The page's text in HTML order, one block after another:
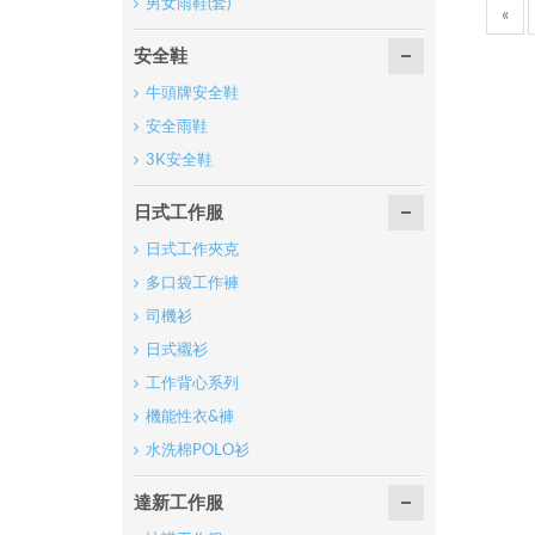
«
男女雨鞋(套)
安全鞋
牛頭牌安全鞋
安全雨鞋
3K安全鞋
日式工作服
日式工作夾克
多口袋工作褲
司機衫
日式襯衫
工作背心系列
機能性衣&褲
水洗棉POLO衫
達新工作服